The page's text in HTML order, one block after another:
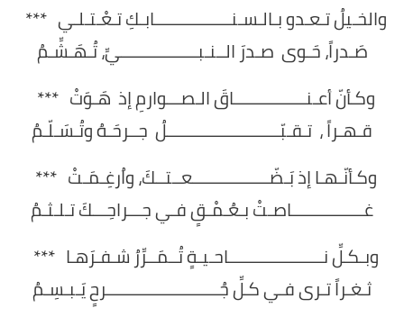
والخـيلُ تـعـدو بـالـسـنـــــــــــــــــابـكِ تـعْـتـلـي ***
صَـدراً، حَـوى صـدرَ الــنـبـــــــــــــــــيِّ، تُـهَـشِّـمُ
وكـأنّ أعـنــــــــــــــــاقَ الـصـــوارمِ إذ هَـوَتْ ***
قـهـراً ، تـقـبّـــــــــــــــــــــــــلُ جــرحَـهُ وتُـسَـلّـمُ
وكـأنّـهـا إذ بَـضّـــــــــــــــــعــتــكَ، واُرغِـمَـتْ ***
غــــــــــــــــاصـتْ بـعُـمْـقٍ فـي جـــراحِـــكَ تـلـثـمُ
وبـكـلِّ نـــــــــــــــــــــاحـيـةٍ تُــمَــرِّرُ شـفـرَهـا ***
ثـغـراً تـرى فـي كـلِّ جُـــــــــــــــــــــــــرحٍ يَـبـسِـمُ